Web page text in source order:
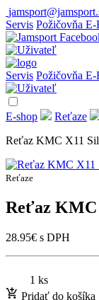
Servis Požičovňa
Servis Požičovňa
E-shop
Reťaze
Reťaz KMC X11
Reťaze
Reťaz KMC
28.95€ s DPH
1 ks
Pridať do košíka